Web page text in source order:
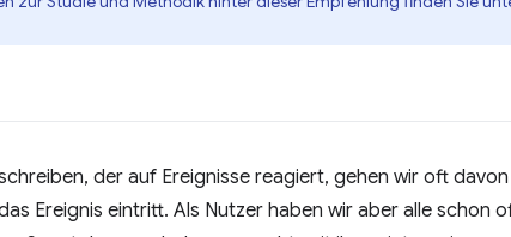
der auf Ereignisse reagiert, gehen wir oft
Ereignis eintritt. Als Nutzer haben wir aber alle schon